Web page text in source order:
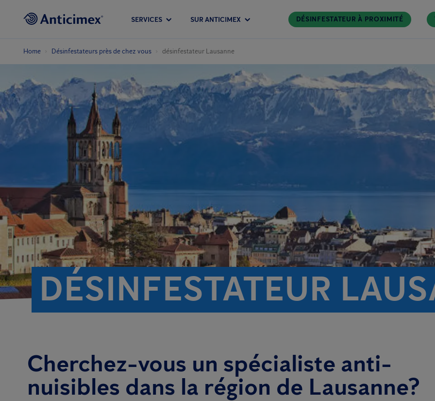
SERVICES SUR ANTICIMEX DÉSINFESTATEUR À PROXIMITÉ
Home Désinfestateurs près de chez vous désinfestateur Lausanne
DÉSINFESTATEUR
Cherchez-vous un spécialiste anti-
nuisibles dans la région de Lausanne?